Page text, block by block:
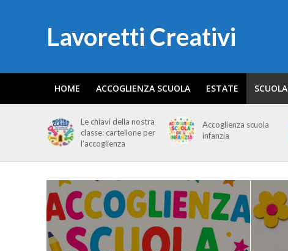
Lavoretti Creativi
HOME ACCOGLIENZA SCUOLA ESTATE SCUOLA
Le chiavi della nostra
classe: cartellone per
l’accoglienza
Accoglienza scuola
infanzia